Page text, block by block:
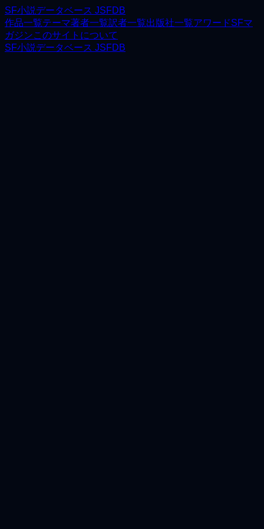
SF小説データベース JSFDB
作品一覧テーマ著者一覧訳者一覧出版社一覧アワードSFマ
ガジンこのサイトについて
SF小説データベース JSFDB